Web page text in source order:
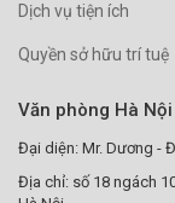
Dịch vụ tiện ích
Quyền sở hữu trí tuệ
Văn phòng Hà Nội
Đại diện: Mr. Dương -
Địa chỉ: số 18 ngách